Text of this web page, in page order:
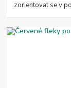
zorientovat se v